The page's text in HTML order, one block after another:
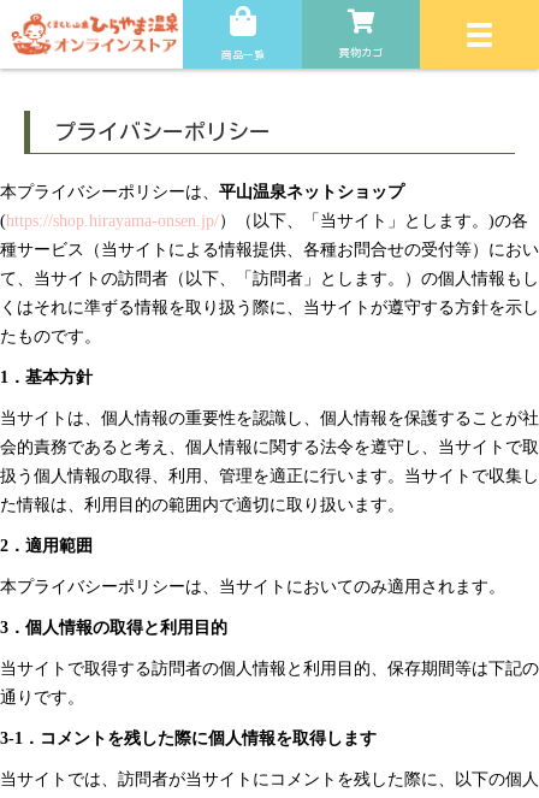
商品一覧 買物カゴ
プライバシーポリシー
本プライバシーポリシーは、 平山温泉ネットショップ
(https://shop.hirayama-onsen.jp/）（以下、「当サイト」とします。)の各
種サービス（当サイトによる情報提供、各種お問合せの受付等）におい
て、当サイトの訪問者（以下、「訪問者」とします。）の個人情報もし
くはそれに準ずる情報を取り扱う際に、当サイトが遵守する方針を示し
たものです。
1．基本方針
当サイトは、個人情報の重要性を認識し、個人情報を保護することが社
会的責務であると考え、個人情報に関する法令を遵守し、当サイトで取
扱う個人情報の取得、利用、管理を適正に行います。当サイトで収集し
た情報は、利用目的の範囲内で適切に取り扱います。
2．適用範囲
本プライバシーポリシーは、当サイトにおいてのみ適用されます。
3．個人情報の取得と利用目的
当サイトで取得する訪問者の個人情報と利用目的、保存期間等は下記の
通りです。
3-1．コメントを残した際に個人情報を取得します
当サイトでは、訪問者が当サイトにコメントを残した際に、以下の個人